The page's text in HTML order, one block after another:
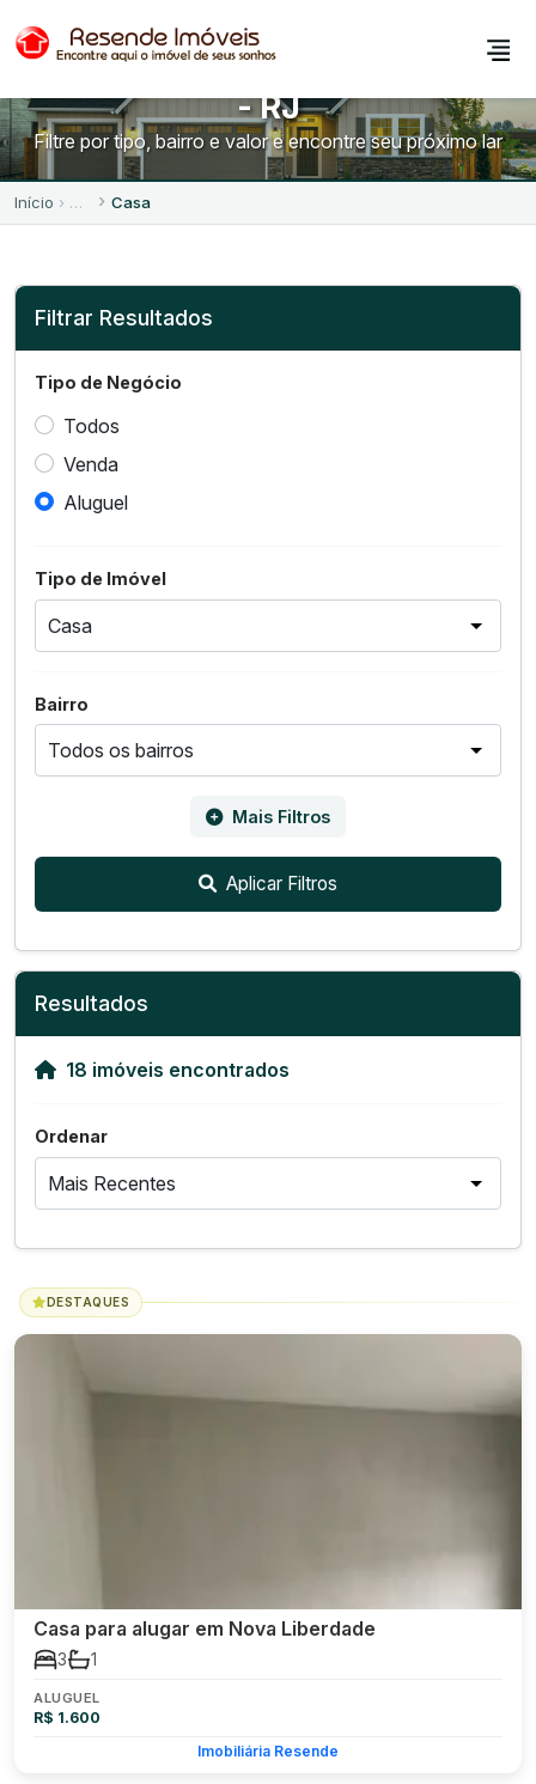
Casas para Alugar em Resende
- RJ
Filtre por tipo, bairro e valor e encontre seu próximo lar
Início Casa
Filtrar Resultados
Tipo de Negócio
Todos
Venda
Aluguel
Tipo de Imóvel
Bairro
Mais Filtros
Aplicar Filtros
Resultados
18 imóveis encontrados
Ordenar
DESTAQUES
Casa para alugar em Nova Liberdade
3 1
ALUGUEL
R$ 1.600
Imobiliária Resende